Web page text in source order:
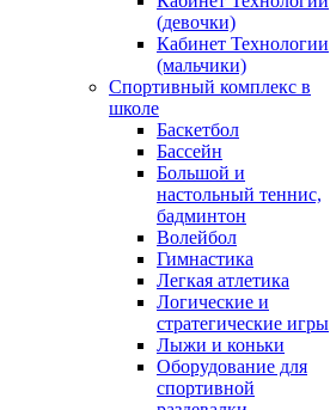
(девочки)
Кабинет Технологии
(мальчики)
Спортивный комплекс в
школе
Баскетбол
Бассейн
Большой и
настольный теннис,
бадминтон
Волейбол
Гимнастика
Легкая атлетика
Логические и
стратегические игры
Лыжи и коньки
Оборудование для
спортивной